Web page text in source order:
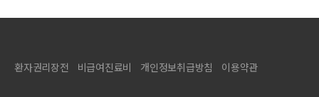
환자권리장전 비급여진료비 개인정보취급방침 이용약관